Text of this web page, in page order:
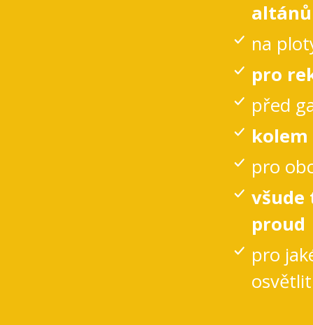
altánů
na
pro
před
kolem
pro
všude
proud
pro